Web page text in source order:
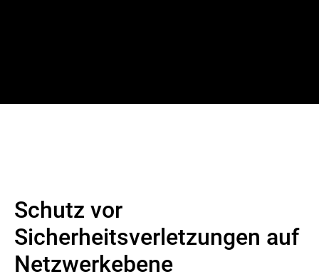
Schutz vor
Sicherheitsverletzungen auf
Netzwerkebene